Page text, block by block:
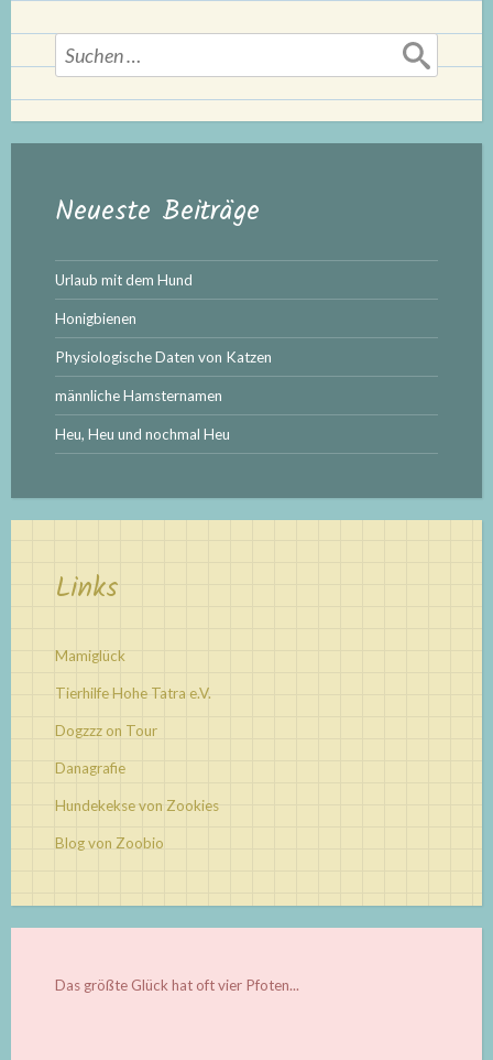
Suchen
nach:
Neueste Beiträge
Urlaub mit dem Hund
Honigbienen
Physiologische Daten von Katzen
männliche Hamsternamen
Heu, Heu und nochmal Heu
Links
Mamiglück
Tierhilfe Hohe Tatra e.V.
Dogzzz on Tour
Danagrafie
Hundekekse von Zookies
Blog von Zoobio
Das größte Glück hat oft vier Pfoten...